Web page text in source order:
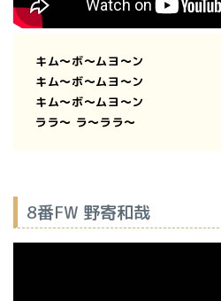
キム〜ボ〜ムヨ〜ン
キム〜ボ〜ムヨ〜ン
キム〜ボ〜ムヨ〜ン
ララ〜 ラ〜ララ〜
8番FW 野寄和哉